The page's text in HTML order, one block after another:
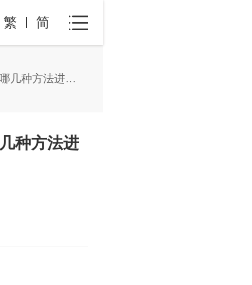
繁 简
菲律宾移民条件有哪些？可以通过哪几种方法进行移民？
种方法进